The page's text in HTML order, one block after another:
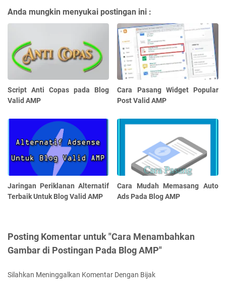
Anda mungkin menyukai postingan ini :
Script Anti Copas pada Blog
Valid AMP
Cara Pasang Widget Popular
Post Valid AMP
Jaringan Periklanan Alternatif
Terbaik Untuk Blog Valid AMP
Cara Mudah Memasang Auto
Ads Pada Blog AMP
Posting Komentar untuk "Cara Menambahkan
Gambar di Postingan Pada Blog AMP"
Silahkan Meninggalkan Komentar Dengan Bijak